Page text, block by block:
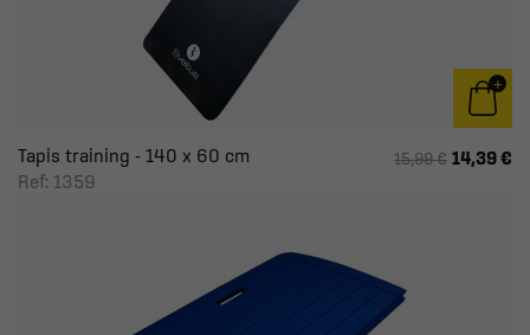
Tapis training - 140 x 60 cm
Ref: 1359
15,99 € 14,39 €